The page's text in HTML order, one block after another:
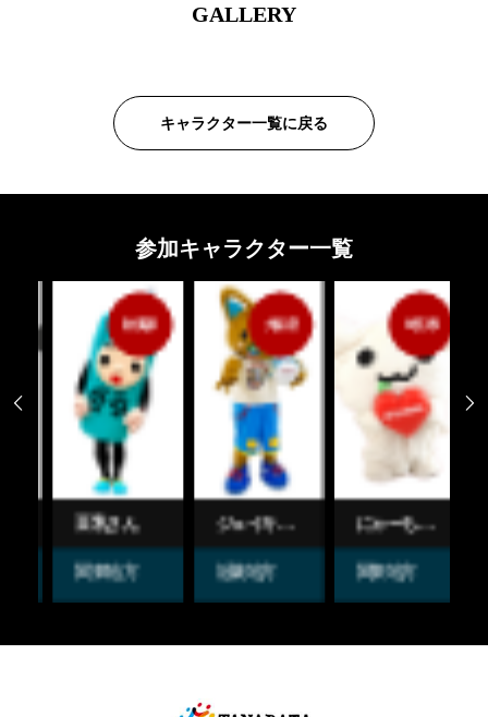
GALLERY
キャラクター一覧に戻る
参加キャラクター一覧
秋葉原
豆乳さん
関東地方
大阪府
ジェイキー と ずぼらちゃん
近畿地方
埼玉県
にゃーちゃ、
関東地方
 